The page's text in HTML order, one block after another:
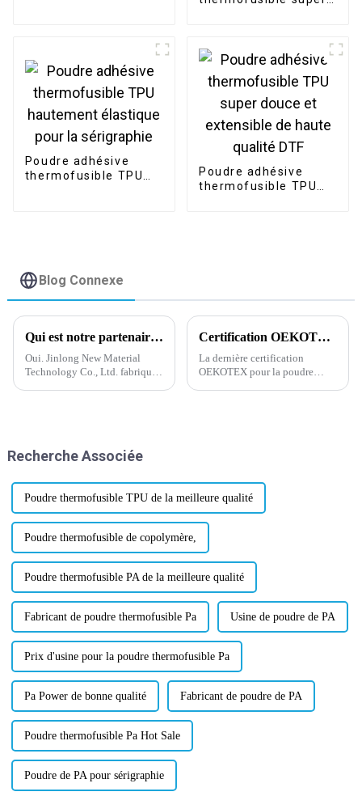
Poudre adhésive
thermofusible TPU
Poudre adhésive
thermofusible TPU
Blog Connexe
Qui est notre partenaire de travail ?
Oui. Jinlong New Material
Technology Co., Ltd. fabrique
technologie de pointe. Wanhua
Certification OEKOTEX la plus récente concernant la poudre adhésive thermofusible
La dernière certification
OEKOTEX pour la poudre
Recherche Associée
Poudre thermofusible TPU de la meilleure qualité
Poudre thermofusible de copolymère,
Poudre thermofusible PA de la meilleure qualité
Fabricant de poudre thermofusible Pa Usine de poudre de PA
Prix ​​d'usine pour la poudre thermofusible Pa
Pa Power de bonne qualité Fabricant de poudre de PA
Poudre thermofusible Pa Hot Sale
Poudre de PA pour sérigraphie